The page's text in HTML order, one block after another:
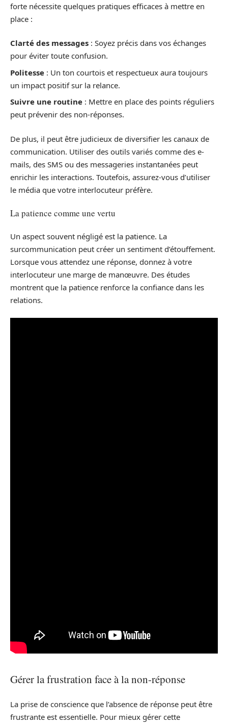
forte nécessite quelques pratiques efficaces à mettre en
place :
Clarté des messages : Soyez précis dans vos échanges
pour éviter toute confusion.
Politesse : Un ton courtois et respectueux aura toujours
un impact positif sur la relance.
Suivre une routine : Mettre en place des points réguliers
peut prévenir des non-réponses.
De plus, il peut être judicieux de diversifier les canaux de
communication. Utiliser des outils variés comme des e-
mails, des SMS ou des messageries instantanées peut
enrichir les interactions. Toutefois, assurez-vous d’utiliser
le média que votre interlocuteur préfère.
La patience comme une vertu
Un aspect souvent négligé est la patience. La
surcommunication peut créer un sentiment d’étouffement.
Lorsque vous attendez une réponse, donnez à votre
interlocuteur une marge de manœuvre. Des études
montrent que la patience renforce la confiance dans les
relations.
Gérer la frustration face à la non-réponse
La prise de conscience que l’absence de réponse peut être
frustrante est essentielle. Pour mieux gérer cette